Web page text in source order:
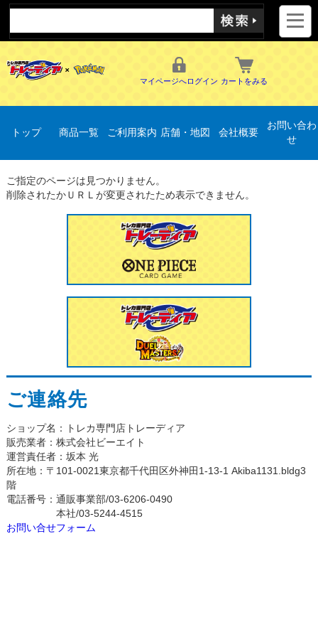
マイページへログイン カートをみる
トップ 商品一覧 ご利用案内 店舗・地図 会社概要
お問い合わ
せ
ご指定のページは見つかりません。
削除されたかＵＲＬが変更されたため表示できません。
ご連絡先
ショップ名：トレカ専門店トレーディア
販売業者：株式会社ビーエイト
運営責任者：坂本 光
所在地：〒101-0021東京都千代田区外神田1-13-1 Akiba1131.bldg3
階
電話番号：通販事業部/03-6206-0490
本社/03-5244-4515
お問い合せフォーム